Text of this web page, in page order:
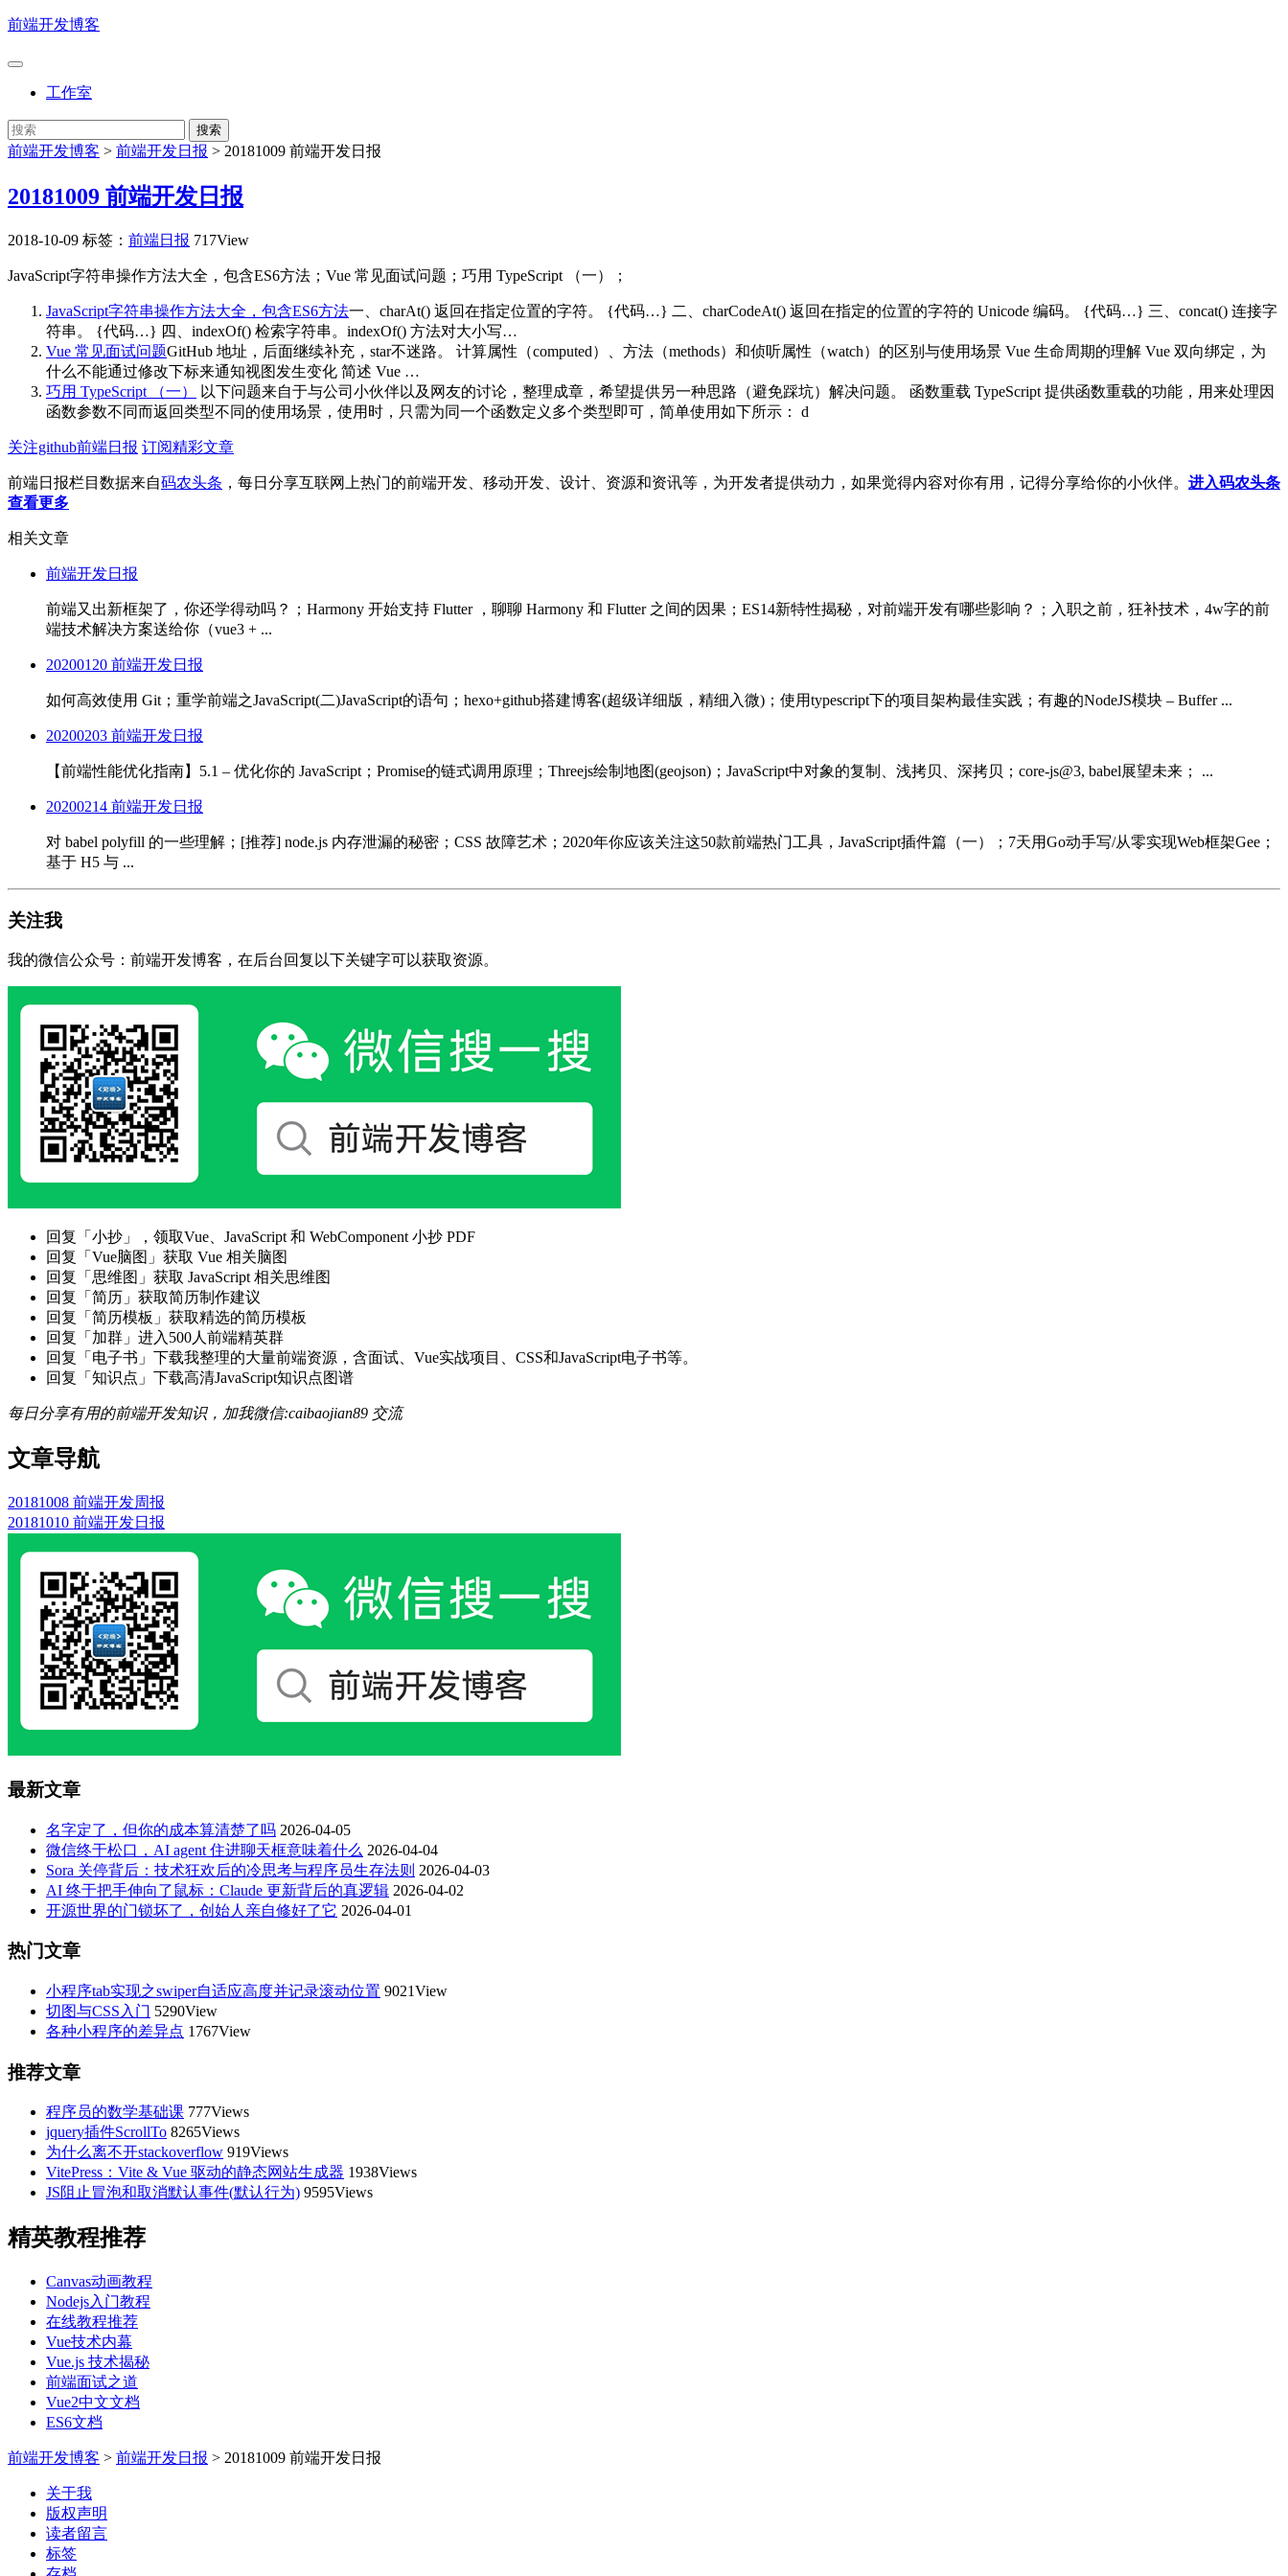
前端开发博客
工作室
前端开发博客 > 前端开发日报 > 20181009 前端开发日报
20181009 前端开发日报
2018-10-09 标签： 前端日报 717View
JavaScript字符串操作方法大全，包含ES6方法；Vue 常见面试问题；巧用 TypeScript （一）；
JavaScript字符串操作方法大全，包含ES6方法一、charAt() 返回在指定位置的字符。 {代码…} 二、charCodeAt() 返回在指定的位置的字符的 Unicode 编码。 {代码…} 三、concat() 连接字
符串。 {代码…} 四、indexOf() 检索字符串。indexOf() 方法对大小写…
Vue 常见面试问题GitHub 地址，后面继续补充，star不迷路。 计算属性（computed）、方法（methods）和侦听属性（watch）的区别与使用场景 Vue 生命周期的理解 Vue 双向绑定，为
什么不能通过修改下标来通知视图发生变化 简述 Vue …
巧用 TypeScript （一）
以下问题来自于与公司小伙伴以及网友的讨论，整理成章，希望提供另一种思路（避免踩坑）解决问题。 函数重载 TypeScript 提供函数重载的功能，用来处理因
函数参数不同而返回类型不同的使用场景，使用时，只需为同一个函数定义多个类型即可，简单使用如下所示： d
关注github前端日报 订阅精彩文章
前端日报栏目数据来自码农头条 ，每日分享互联网上热门的前端开发、移动开发、设计、资源和资讯等，为开发者提供动力，如果觉得内容对你有用，记得分享给你的小伙伴。 进入码农头条
查看更多
相关文章
前端开发日报
前端又出新框架了，你还学得动吗？；Harmony 开始支持 Flutter ，聊聊 Harmony 和 Flutter 之间的因果；ES14新特性揭秘，对前端开发有哪些影响？；入职之前，狂补技术，4w字的前
端技术解决方案送给你（vue3 + ...
20200120 前端开发日报
如何高效使用 Git；重学前端之JavaScript(二)JavaScript的语句；hexo+github搭建博客(超级详细版，精细入微)；使用typescript下的项目架构最佳实践；有趣的NodeJS模块 – Buffer ...
20200203 前端开发日报
【前端性能优化指南】5.1 – 优化你的 JavaScript；Promise的链式调用原理；Threejs绘制地图(geojson)；JavaScript中对象的复制、浅拷贝、深拷贝；core-js@3, babel展望未来； ...
20200214 前端开发日报
对 babel polyfill 的一些理解；[推荐] node.js 内存泄漏的秘密；CSS 故障艺术；2020年你应该关注这50款前端热门工具，JavaScript插件篇（一）；7天用Go动手写/从零实现Web框架Gee；
基于 H5 与 ...
关注我
我的微信公众号：前端开发博客，在后台回复以下关键字可以获取资源。
回复「小抄」，领取Vue、JavaScript 和 WebComponent 小抄 PDF
回复「Vue脑图」获取 Vue 相关脑图
回复「思维图」获取 JavaScript 相关思维图
回复「简历」获取简历制作建议
回复「简历模板」获取精选的简历模板
回复「加群」进入500人前端精英群
回复「电子书」下载我整理的大量前端资源，含面试、Vue实战项目、CSS和JavaScript电子书等。
回复「知识点」下载高清JavaScript知识点图谱
每日分享有用的前端开发知识，加我微信:caibaojian89 交流
文章导航
20181008 前端开发周报
20181010 前端开发日报
最新文章
名字定了，但你的成本算清楚了吗 2026-04-05
微信终于松口，AI agent 住进聊天框意味着什么 2026-04-04
Sora 关停背后：技术狂欢后的冷思考与程序员生存法则 2026-04-03
AI 终于把手伸向了鼠标：Claude 更新背后的真逻辑 2026-04-02
开源世界的门锁坏了，创始人亲自修好了它 2026-04-01
热门文章
小程序tab实现之swiper自适应高度并记录滚动位置 9021View
切图与CSS入门 5290View
各种小程序的差异点 1767View
推荐文章
程序员的数学基础课 777Views
jquery插件ScrollTo 8265Views
为什么离不开stackoverflow 919Views
VitePress：Vite & Vue 驱动的静态网站生成器 1938Views
JS阻止冒泡和取消默认事件(默认行为) 9595Views
精英教程推荐
Canvas动画教程
Nodejs入门教程
在线教程推荐
Vue技术内幕
Vue.js 技术揭秘
前端面试之道
Vue2中文文档
ES6文档
前端开发博客 > 前端开发日报 > 20181009 前端开发日报
关于我
版权声明
读者留言
标签